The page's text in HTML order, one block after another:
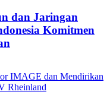
dan Jaringan
Komitmen
IMAGE dan Mendirikan
Rheinland